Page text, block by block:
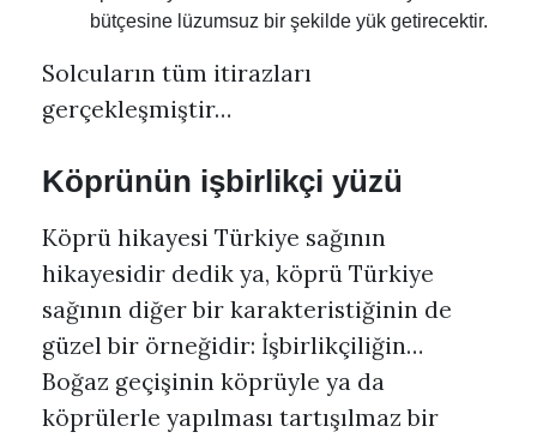
bütçesine lüzumsuz bir şekilde yük getirecektir.
Solcuların tüm itirazları
gerçekleşmiştir…
Köprünün işbirlikçi yüzü
Köprü hikayesi Türkiye sağının
hikayesidir dedik ya, köprü Türkiye
sağının diğer bir karakteristiğinin de
güzel bir örneğidir: İşbirlikçiliğin…
Boğaz geçişinin köprüyle ya da
köprülerle yapılması tartışılmaz bir